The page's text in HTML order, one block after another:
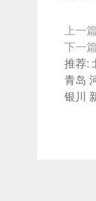
上一
下一
推荐:
青岛
银川